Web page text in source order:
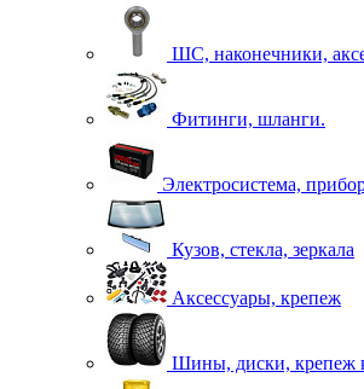
ШС, наконечники,
Фитинги, шланги.
Электросистема,
Кузов, стекла, зеркала
Аксессуары, крепеж
Шины, диски, крепеж